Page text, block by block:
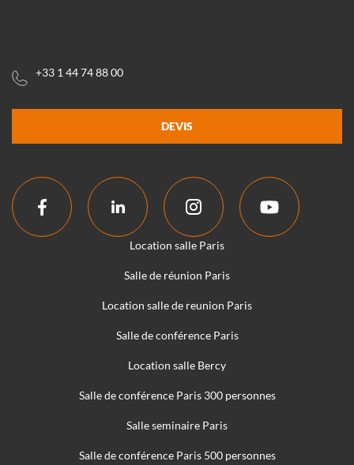
+33 1 44 74 88 00
DEVIS
Location salle Paris
Salle de réunion Paris
Location salle de reunion Paris
Salle de conférence Paris
Location salle Bercy
Salle de conférence Paris 300 personnes
Salle seminaire Paris
Salle de conférence Paris 500 personnes